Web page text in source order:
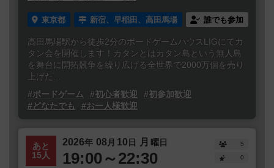
東京都 新宿、早稲田、高田馬場 誰でも参加
高田馬場駅から徒歩2分のボードゲームハウスLIGにてカ
タン会を開催します！カタンとはカタン島という無人島
を舞台に開拓競争を繰り広げる全世界で2000万個を売り
上げた...
#ボードゲーム
#初心者歓迎
#初参加歓迎
#どなたでも
#お一人様歓迎
あと
15人
2026年 08 月 10日 月 曜日
19:00～22:30
5
0